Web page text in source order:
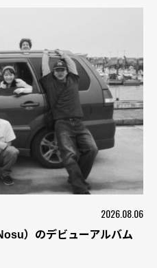
2026.08.06
）のデビューアルバム